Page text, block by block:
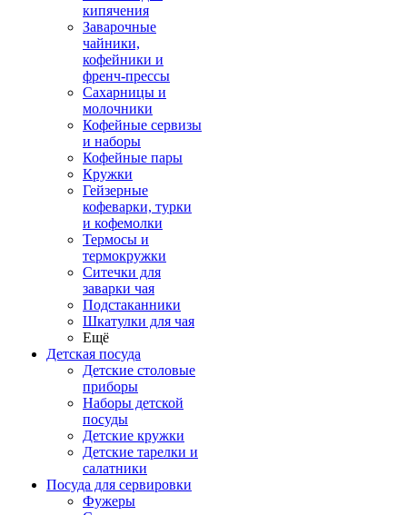
кипячения
Заварочные
чайники,
кофейники и
френч-прессы
Сахарницы и
молочники
Кофейные сервизы
и наборы
Кофейные пары
Кружки
Гейзерные
кофеварки, турки
и кофемолки
Термосы и
термокружки
Ситечки для
заварки чая
Подстаканники
Шкатулки для чая
Ещё
Детская посуда
Детские столовые
приборы
Наборы детской
посуды
Детские кружки
Детские тарелки и
салатники
Посуда для сервировки
Фужеры